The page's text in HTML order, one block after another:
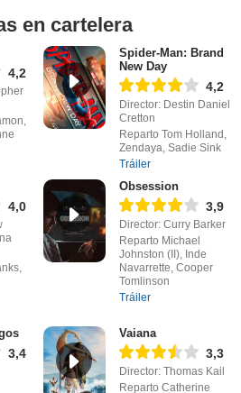
en cartelera
4,2
Spider-Man: Brand
New Day
4,2
Director: Destin Daniel
Cretton
Reparto Tom Holland,
Zendaya, Sadie Sink
Tráiler
4,0
Obsession
3,9
Director: Curry Barker
Reparto Michael
Johnston (II), Inde
Navarrette, Cooper
Tomlinson
Tráiler
3,4
Vaiana
3,3
Director: Thomas Kail
Reparto Catherine